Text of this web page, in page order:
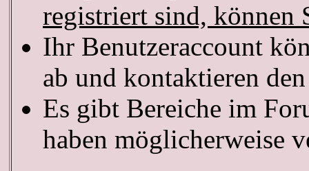
registriert sind, können
Ihr Benutzeraccount
ab und kontaktieren
Es gibt Bereiche im
haben möglicherweise